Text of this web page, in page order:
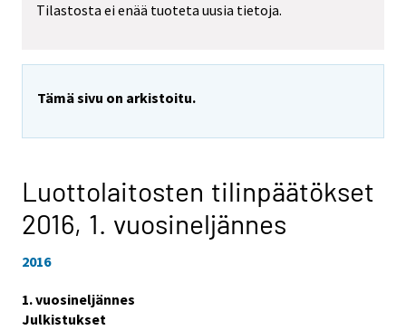
Tilastosta ei enää tuoteta uusia tietoja.
Tämä sivu on arkistoitu.
Luottolaitosten tilinpäätökset
2016, 1. vuosineljännes
2016
1. vuosineljännes
Julkistukset